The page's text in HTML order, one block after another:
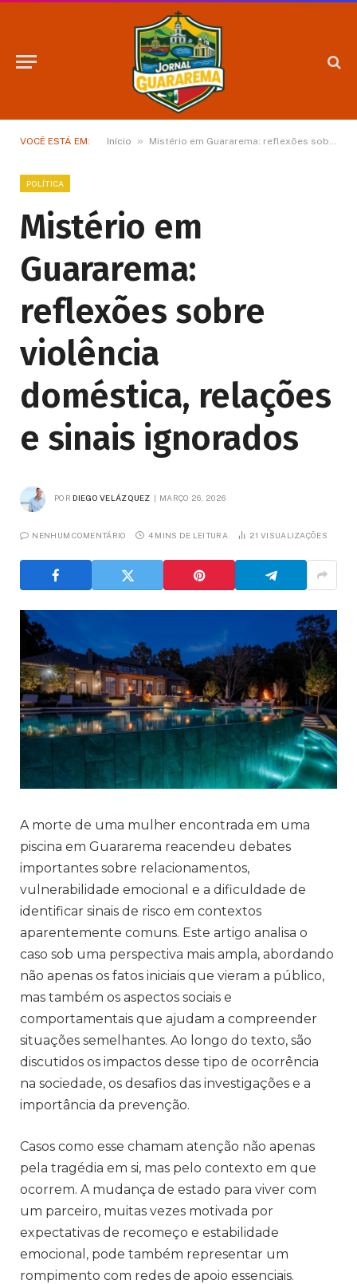
VOCÊ ESTÁ EM: Início » Mistério em Guararema: reflexões sobre violência doméstica, relações e sinais ignorados
POLÍTICA
Mistério em
Guararema:
reflexões sobre
violência
doméstica, relações
e sinais ignorados
POR DIEGO VELÁZQUEZ MARÇO 26, 2026
NENHUM COMENTÁRIO 4 MINS DE LEITURA 21VISUALIZAÇÕES
A morte de uma mulher encontrada em uma
piscina em Guararema reacendeu debates
importantes sobre relacionamentos,
vulnerabilidade emocional e a dificuldade de
identificar sinais de risco em contextos
aparentemente comuns. Este artigo analisa o
caso sob uma perspectiva mais ampla, abordando
não apenas os fatos iniciais que vieram a público,
mas também os aspectos sociais e
comportamentais que ajudam a compreender
situações semelhantes. Ao longo do texto, são
discutidos os impactos desse tipo de ocorrência
na sociedade, os desafios das investigações e a
importância da prevenção.
Casos como esse chamam atenção não apenas
pela tragédia em si, mas pelo contexto em que
ocorrem. A mudança de estado para viver com
um parceiro, muitas vezes motivada por
expectativas de recomeço e estabilidade
emocional, pode também representar um
rompimento com redes de apoio essenciais.